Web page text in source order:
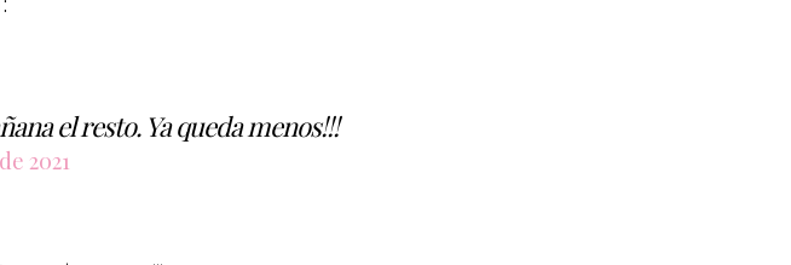
el resto. Ya queda menos!!!
2021